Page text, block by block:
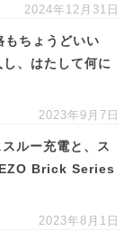
2024年12月31日
ちょうどいい
、はたして何に
2023年9月7日
ルー充電と、ス
EZO Brick Series
2023年8月1日